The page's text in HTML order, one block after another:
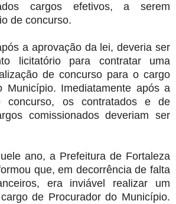
cargos efetivos, a serem
de concurso.
a aprovação da lei, deveria ser
licitatório para contratar uma
de concurso para o cargo
Município. Imediatamente após a
concurso, os contratados e de
comissionados deveriam ser
ano, a Prefeitura de Fortaleza
que, em decorrência de falta
era inviável realizar um
de Procurador do Município.